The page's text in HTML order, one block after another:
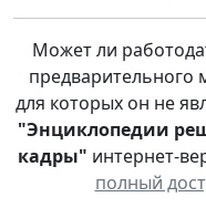
Может ли
предварительного
для которых он не
"Энциклопедии
кадры" интернет-
полный